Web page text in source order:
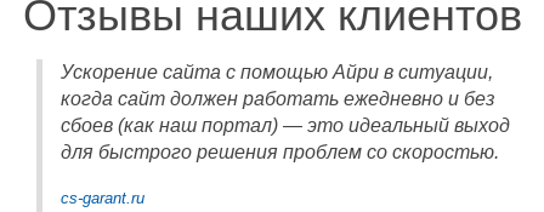
Отзывы наших клиентов
Ускорение сайта с помощью Айри в ситуации,
когда сайт должен работать ежедневно и без
сбоев (как наш портал) — это идеальный выход
для быстрого решения проблем со скоростью.
cs-garant.ru